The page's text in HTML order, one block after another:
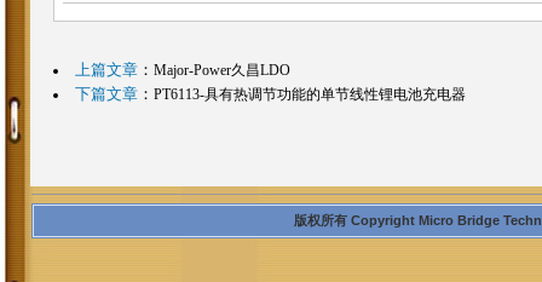
上篇文章： Major-Power久昌LDO
下篇文章： PT6113-具有热调节功能的单节线性锂电池充电器
版权所有 Copyright Micro Bridge